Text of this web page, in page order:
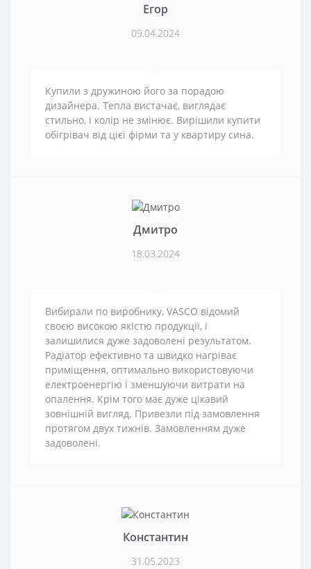
Егор
09.04.2024
Купили з дружиною його за порадою
дизайнера. Тепла вистачає, виглядає
стильно, і колір не змінює. Вирішили купити
обігрівач від цієї фірми та у квартиру сина.
Дмитро
18.03.2024
Вибирали по виробнику, VASCO відомий
своєю високою якістю продукції, і
залишилися дуже задоволені результатом.
Радіатор ефективно та швидко нагріває
приміщення, оптимально використовуючи
електроенергію і зменшуючи витрати на
опалення. Крім того має дуже цікавий
зовнішній вигляд. Привезли під замовлення
протягом двух тижнів. Замовленням дуже
задоволені.
Константин
31.05.2023